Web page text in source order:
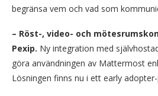
begränsa vem och vad som
– Röst-, video- och
Pexip. Ny integration med
göra användningen av Mattermost
Lösningen finns nu i ett early